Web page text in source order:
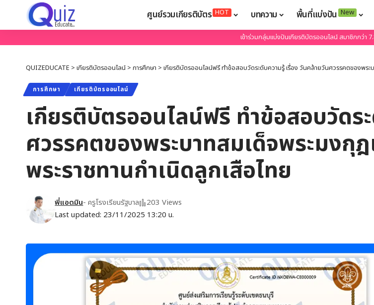
ศูนย์รวมเกียรติบัตร HOT บทความ พื้นที่แบ่งปัน New
เข้าร่วมกลุ่มแบ่งปันเกียรติบัตรออนไลน์ สมาชิกกว่า
QUIZEDUCATE > เกียรติบัตรออนไลน์ > การศึกษา > เกียรติบัตรออนไลน์ฟรี ทำข้อสอบวัดระดับความรู้ เรื่อง วันคล้ายวันศวรรคตของพระ
การศึกษา เกียรติบัตรออนไลน์
เกียรติบัตรออนไลน์ฟรี ทำข้อสอบวัดร
ศวรรคตของพระบาทสมเด็จพระมงกุฎ
พระราชทานกำเนิดลูกเสือไทย
Last updated: 23/11/2025 13:20 น.
พี่แอดมิน- ครูโรงเรียนรัฐบาล 203 Views